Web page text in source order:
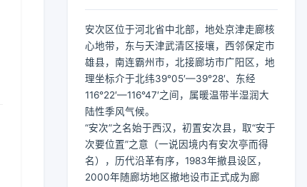
安次区位于河北省中北部，地处京津走廊核
心地带，东与天津武清区接壤，西邻保定市
雄县，南连霸州市，北接廊坊市广阳区，地
理坐标介于北纬39°05′—39°28′、东经
116°22′—116°47′之间，属暖温带半湿润大
陆性季风气候。
“安次”之名始于西汉，初置安次县，取“安于
次要位置”之意（一说因境内有安次亭而得
名），历代沿革有序，1983年撤县设区，
2000年随廊坊地区撤地设市正式成为廊